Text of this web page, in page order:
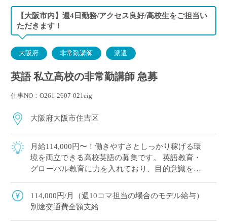
【大阪市内】週4日勤務/アクセス良好/高校生をご担当い
ただきます！
大阪府 非常勤講師 派遣
英語 私立高校の非常勤講師 急募
仕事NO：O261-2607-021eig
大阪府大阪市住吉区
月給114,000円〜！働きやすさとしっかり稼げる環
境を両立できる高校英語の募集です。 英語教育・
グローバル教育に力を入れており、目的意識を持
って意欲的に学ぶ生徒が多く、やりがいを感じな
がら授業に取り組めます。 「週3日 […]
114,000円/月（週10コマ担当の場合のモデル給与）
別途交通費全額支給